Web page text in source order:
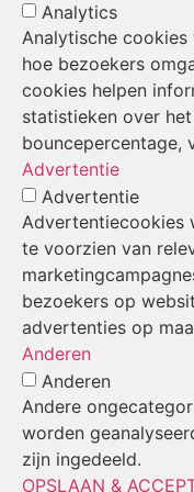
Analytics
Analytische
hoe bezoekers
cookies helpen
statistieken over
bouncepercentage,
Advertentie
Advertentie
Advertentiecookies
te voorzien van
bezoekers op
advertenties op
Anderen
Anderen
Andere
worden
zijn ingedeeld.
OPSLAAN &